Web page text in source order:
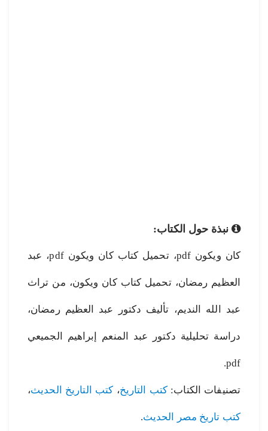
نبذة حول الكتاب:
كان ويكون pdf، تحميل كتاب كان ويكون pdf، عبد
العظيم رمضان، تحميل كتاب كان ويكون، من تراث
عبد الله النديم، تأليف دكتور عبد العظيم رمضان،
دراسة تحليلية دكتور عبد المنعم إبراهيم الجميعي
pdf.
تصنيفات الكتاب: كتب التاريخ، كتب التاريخ الحديث،
كتب تاريخ مصر الحديث.